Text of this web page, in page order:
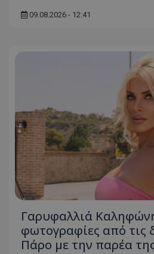
09.08.2026 - 12:41
Γαρυφαλλιά
φωτογραφίες από τις
Πάρο με την παρέα